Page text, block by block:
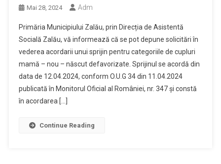
Mai 28, 2024 Adm
Primăria Municipiului Zalău, prin Direcția de Asistentă
Socială Zalău, vă informează că se pot depune solicitări în
vederea acordarii unui sprijin pentru categoriile de cupluri
mamă – nou – născut defavorizate. Sprijinul se acordă din
data de 12.04.2024, conform O.U.G 34 din 11.04.2024
publicată în Monitorul Oficial al României, nr. 347 și constă
în acordarea […]
Continue Reading